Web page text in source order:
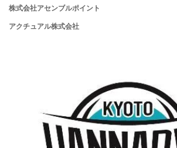
株式会社アセンブルポイント
アクチュアル株式会社